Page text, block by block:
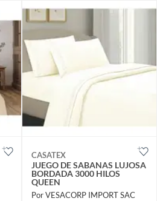
CASATEX
JUEGO DE SABANAS LUJOSA
BORDADA 3000 HILOS
QUEEN
Por VESACORP IMPORT SAC